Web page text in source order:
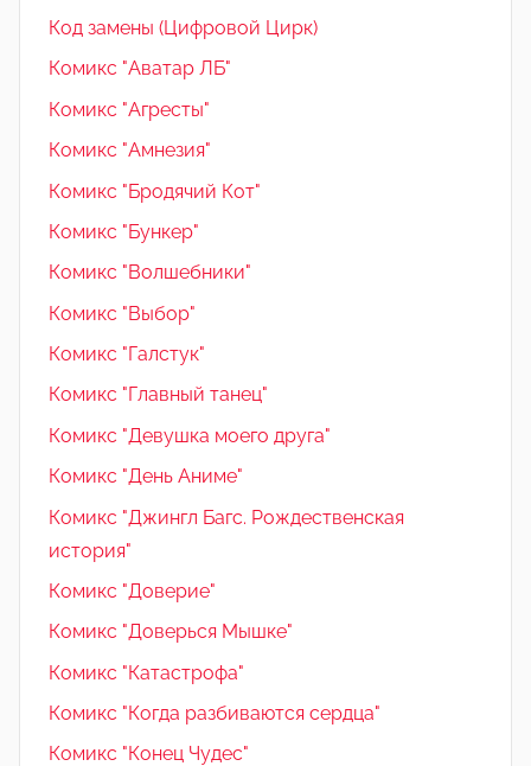
Код замены (Цифровой Цирк)
Комикс "Аватар ЛБ"
Комикс "Агресты"
Комикс "Амнезия"
Комикс "Бродячий Кот"
Комикс "Бункер"
Комикс "Волшебники"
Комикс "Выбор"
Комикс "Галстук"
Комикс "Главный танец"
Комикс "Девушка моего друга"
Комикс "День Аниме"
Комикс "Джингл Багс. Рождественская
история"
Комикс "Доверие"
Комикс "Доверься Мышке"
Комикс "Катастрофа"
Комикс "Когда разбиваются сердца"
Комикс "Конец Чудес"